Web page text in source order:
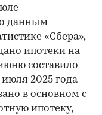
данным
«Сбера»,
ипотеки на
составило
2025 года
в основном с
ипотеку,